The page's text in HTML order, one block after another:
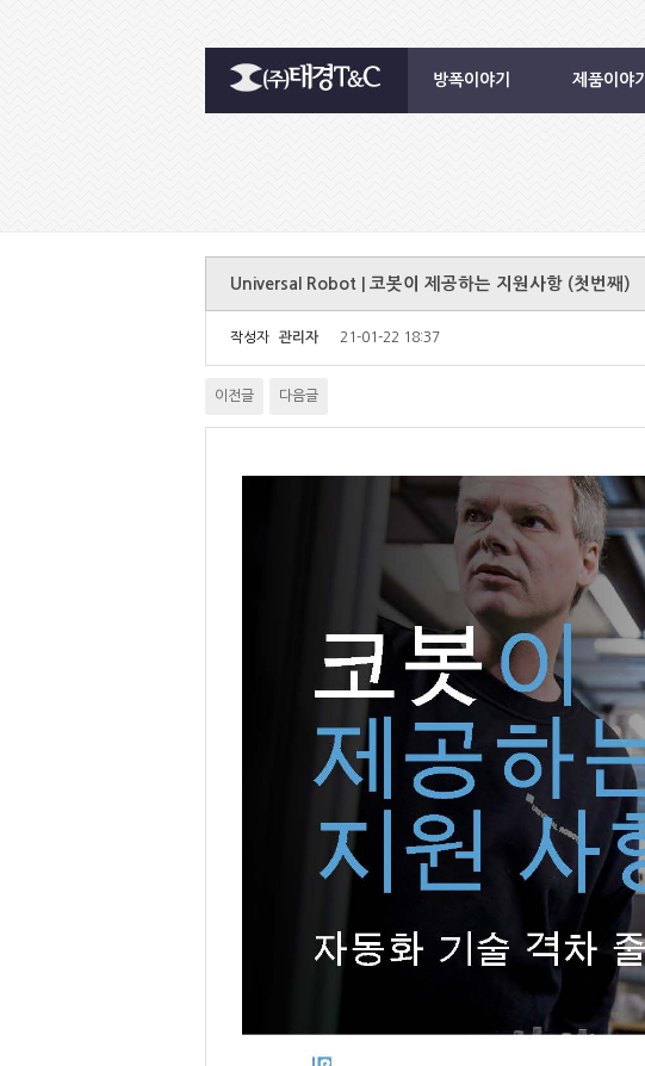
방폭이야기 제품이야기
Universal Robot | 코봇이 제공하는 지원사항 (첫번째)
작성자 관리자 21-01-22 18:37
이전글 다음글